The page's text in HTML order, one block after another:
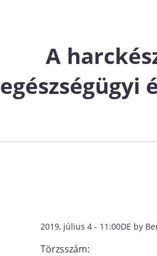
A
egészségügyi
2019, július 4 - 11:00DE by
Törzsszám: